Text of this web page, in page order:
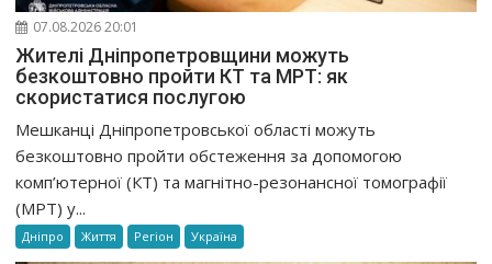
07.08.2026 20:01
Жителі Дніпропетровщини можуть
безкоштовно пройти КТ та МРТ: як
скористатися послугою
Мешканці Дніпропетровської області можуть
безкоштовно пройти обстеження за допомогою
комп’ютерної (КТ) та магнітно-резонансної томографії
(МРТ) у...
Дніпро Життя Регіон Україна